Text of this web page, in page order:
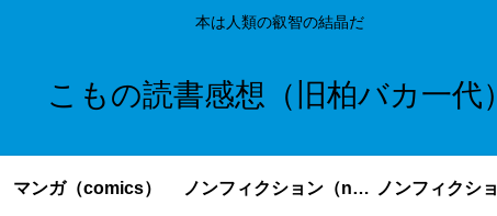
本は人類の叡智の結晶だ
こもの読書感想（旧柏バカ一代）
マンガ（comics） ノンフィクション（nonfiction）更新順